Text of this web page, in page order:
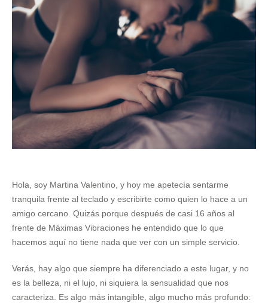
Hola, soy Martina Valentino, y hoy me apetecía sentarme
tranquila frente al teclado y escribirte como quien lo hace a un
amigo cercano. Quizás porque después de casi 16 años al
frente de Máximas Vibraciones he entendido que lo que
hacemos aquí no tiene nada que ver con un simple servicio.
Verás, hay algo que siempre ha diferenciado a este lugar, y no
es la belleza, ni el lujo, ni siquiera la sensualidad que nos
caracteriza. Es algo más intangible, algo mucho más profundo: